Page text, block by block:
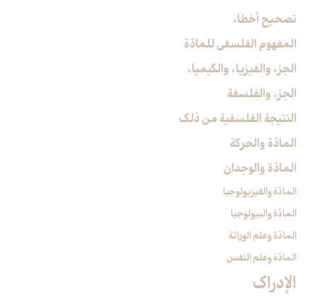
تصحيح أخطاء
المفهوم الفلسفي للمادّة
الجزء والفيزياء والكيمياء
الجزء والفلسفة
النتيجة الفلسفية من ذلك
المادّة والحركة
المادّة والوجدان‏
المادّة والفيزيولوجيا
المادّة والبيولوجيا
المادّة وعلم الوراثة
المادّة وعلم النفس
الإدراك‏